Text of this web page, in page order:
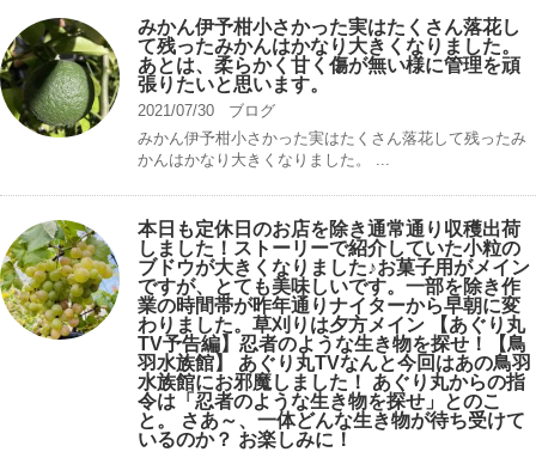
みかん伊予柑小さかった実はたくさん落花し
て残ったみかんはかなり大きくなりました。
あとは、柔らかく甘く傷が無い様に管理を頑
張りたいと思います。
2021/07/30
ブログ
みかん伊予柑小さかった実はたくさん落花して残ったみ
かんはかなり大きくなりました。 ...
本日も定休日のお店を除き通常通り収穫出荷
しました！ストーリーで紹介していた小粒の
ブドウが大きくなりました♪お菓子用がメイン
ですが、とても美味しいです。一部を除き作
業の時間帯が昨年通りナイターから早朝に変
わりました。草刈りは夕方メイン 【あぐり丸
TV予告編】忍者のような生き物を探せ！【鳥
羽水族館】 あぐり丸TVなんと今回はあの鳥羽
水族館にお邪魔しました！ あぐり丸からの指
令は「忍者のような生き物を探せ」とのこ
と。 さあ～、一体どんな生き物が待ち受けて
いるのか？ お楽しみに！